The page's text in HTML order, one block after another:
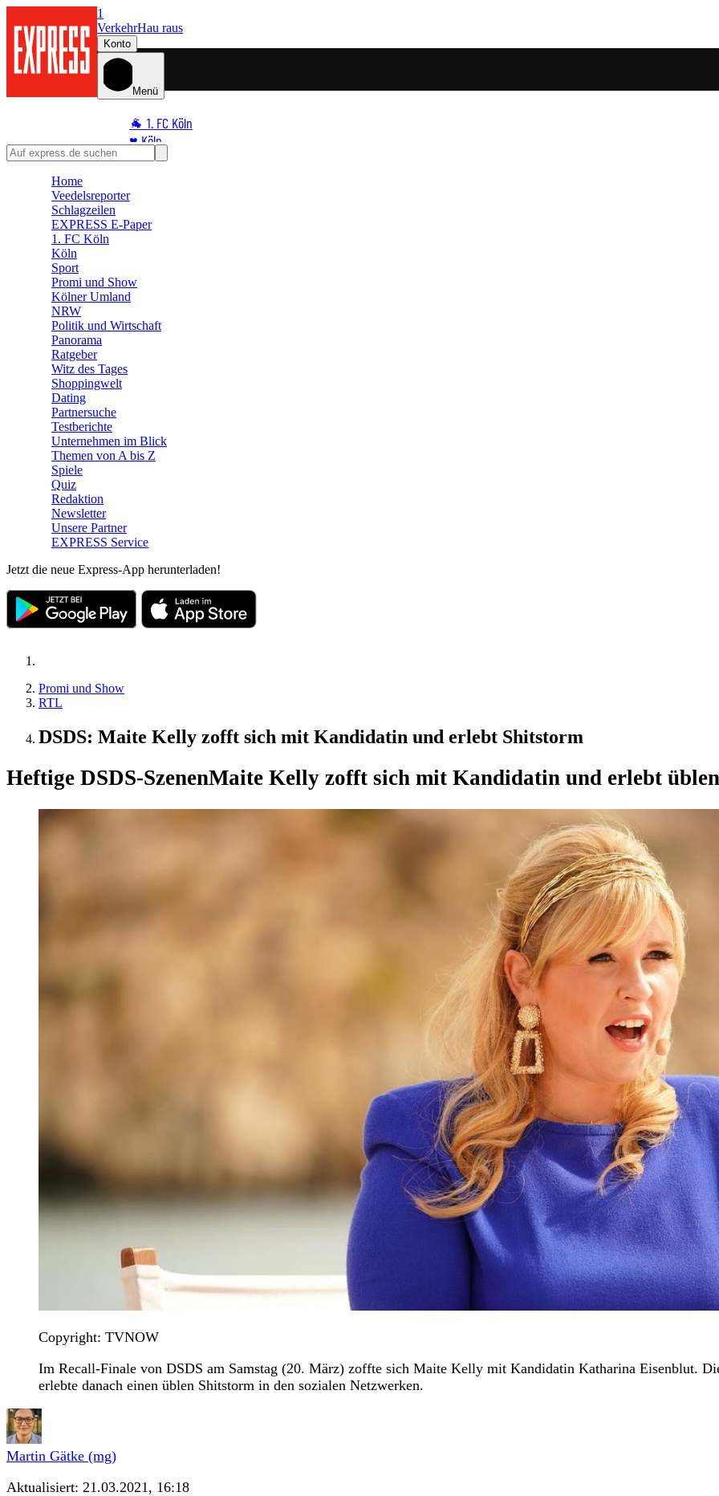
1
VerkehrHau raus
Konto
Menü
🐐 1. FC Köln
♥️ Köln
⭐ Promi
🛒 Shoppingwelt
🧩 Spiele
Home
Veedelsreporter
Schlagzeilen
EXPRESS E-Paper
1. FC Köln
Köln
Sport
Promi und Show
Kölner Umland
NRW
Politik und Wirtschaft
Panorama
Ratgeber
Witz des Tages
Shoppingwelt
Dating
Partnersuche
Testberichte
Unternehmen im Blick
Themen von A bis Z
Spiele
Quiz
Redaktion
Newsletter
Unsere Partner
EXPRESS Service
Jetzt die neue Express-App herunterladen!
Promi und Show
RTL
DSDS: Maite Kelly zofft sich mit Kandidatin und erlebt Shitstorm
Heftige DSDS-SzenenMaite Kelly zofft sich mit Kandidatin und erlebt
Copyright: TVNOW
Im Recall-Finale von DSDS am Samstag (20. März) zoffte sich Maite Kelly mit Kandidatin Katharina Eisenblut.
erlebte danach einen üblen Shitstorm in den sozialen Netzwerken.
Martin Gätke (mg)
Aktualisiert: 21.03.2021, 16:18